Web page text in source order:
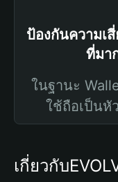
ป้องกันความเ
ที่มา
ในฐานะ
ใช้ถือเป็นหั
เกี่ยวกับ